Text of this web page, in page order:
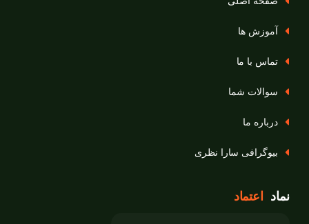
آموزش ها
تماس با ما
سوالات شما
درباره ما
بیوگرافی سارا نظری
نماد اعتماد